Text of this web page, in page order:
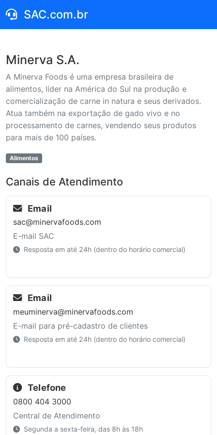
SAC.com.br
Minerva S.A.
A Minerva Foods é uma empresa brasileira de
alimentos, líder na América do Sul na produção e
comercialização de carne in natura e seus derivados.
Atua também na exportação de gado vivo e no
processamento de carnes, vendendo seus produtos
para mais de 100 países.
Alimentos
Canais de Atendimento
Email
sac@minervafoods.com
E-mail SAC
Resposta em até 24h (dentro do horário comercial)
Email
meuminerva@minervafoods.com
E-mail para pré-cadastro de clientes
Resposta em até 24h (dentro do horário comercial)
Telefone
0800 404 3000
Central de Atendimento
Segunda a sexta-feira, das 8h às 18h